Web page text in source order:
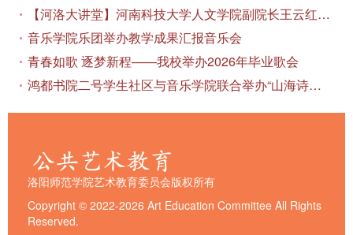
【河洛大讲堂】河南科技大学人文学院副院长王云红教授应邀作专题讲座
音乐学院乐团举办教学成果汇报音乐会
青春如歌 逐梦新程——我校举办2026年毕业歌会
鸿都书院二号学生社区与音乐学院联合举办“山海诗恋”合唱思政汇报音乐会
洛阳师范学院艺术教育委员会版权所有
Copyright © 2022-2026 Art Education Committee All Rights
Reserved.